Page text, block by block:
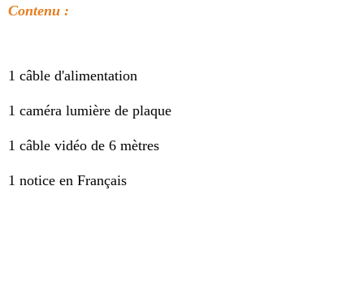
Contenu :
1 câble d'alimentation
1 caméra lumière de plaque
1 câble vidéo de 6 mètres
1 notice en Français